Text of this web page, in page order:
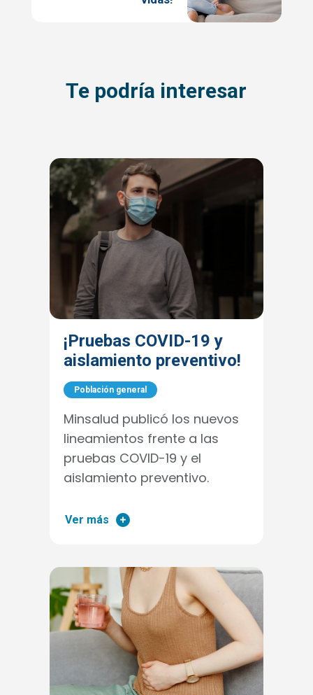
Te podría interesar
¡Pruebas COVID-19 y
aislamiento preventivo!
Población general
Minsalud publicó los nuevos
lineamientos frente a las
pruebas COVID-19 y el
aislamiento preventivo.
Ver más